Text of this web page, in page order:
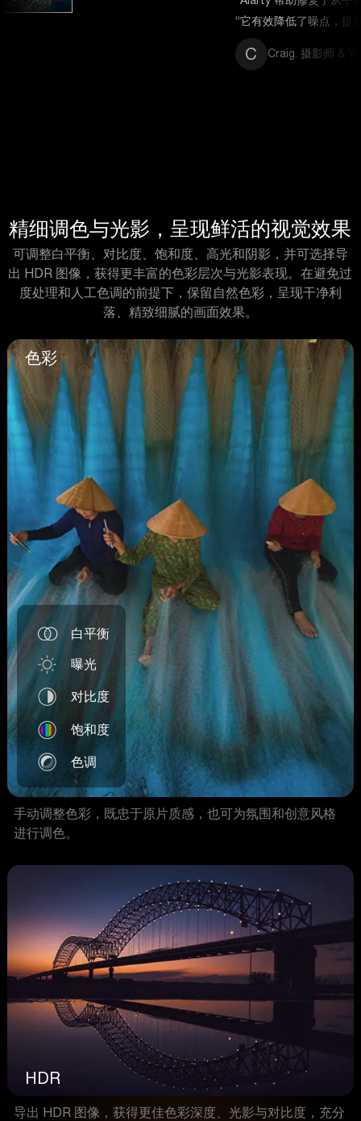
“它有效降低了噪点，提升了锐度，使打印效果更好。”
精细调色与光影，呈现鲜活的视觉效果
可调整白平衡、对比度、饱和度、高光和阴影，并可选择导
出 HDR 图像，获得更丰富的色彩层次与光影表现。在避免过
度处理和人工色调的前提下，保留自然色彩，呈现干净利
落、精致细腻的画面效果。
HDR
导出 HDR 图像，获得更佳色彩深度、光影与对比度，充分
色彩
白平衡
曝光
对比度
饱和度
色调
手动调整色彩，既忠于原片质感，也可为氛围和创意风格
进行调色。